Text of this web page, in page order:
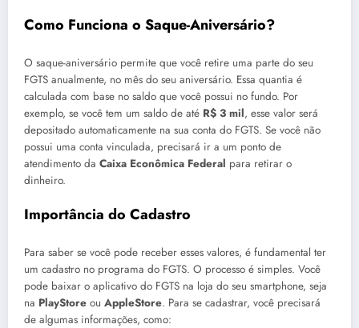
Como Funciona o Saque-Aniversário?
O saque-aniversário permite que você retire uma parte do seu
FGTS anualmente, no mês do seu aniversário. Essa quantia é
calculada com base no saldo que você possui no fundo. Por
exemplo, se você tem um saldo de até R$ 3 mil, esse valor será
depositado automaticamente na sua conta do FGTS. Se você não
possui uma conta vinculada, precisará ir a um ponto de
atendimento da Caixa Econômica Federal para retirar o
dinheiro.
Importância do Cadastro
Para saber se você pode receber esses valores, é fundamental ter
um cadastro no programa do FGTS. O processo é simples. Você
pode baixar o aplicativo do FGTS na loja do seu smartphone, seja
na PlayStore ou AppleStore. Para se cadastrar, você precisará
de algumas informações, como: